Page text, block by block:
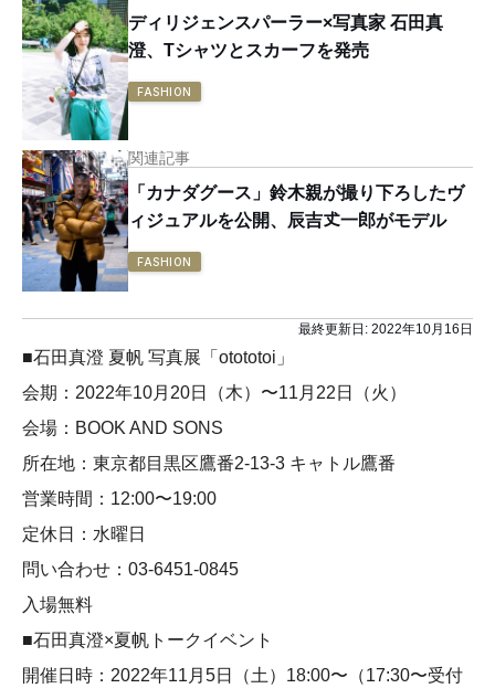
ディリジェンスパーラー×写真家 石田真
澄、Tシャツとスカーフを発売
FASHION
関連記事
「カナダグース」鈴木親が撮り下ろしたヴ
ィジュアルを公開、辰吉𠀋一郎がモデル
FASHION
最終更新日: 2022年10月16日
■石田真澄 夏帆 写真展「otototoi」
会期：2022年10月20日（木）〜11月22日（火）
会場：BOOK AND SONS
所在地：東京都目黒区鷹番2-13-3 キャトル鷹番
営業時間：12:00〜19:00
定休日：水曜日
問い合わせ：03-6451-0845
入場無料
■石田真澄×夏帆トークイベント
開催日時：2022年11月5日（土）18:00〜（17:30〜受付